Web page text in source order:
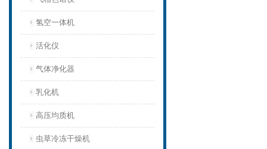
氢空一体机
活化仪
气体净化器
乳化机
高压均质机
虫草冷冻干燥机